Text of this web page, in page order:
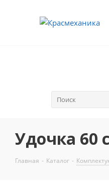
Удочка 60
Главная - Каталог -